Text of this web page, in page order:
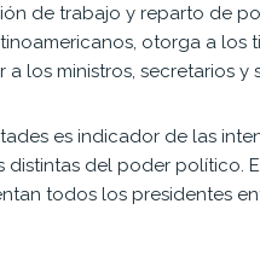
de trabajo y reparto de
otorga a los
los ministros, secretarios y
es indicador de las
distintas del poder político.
todos los presidentes